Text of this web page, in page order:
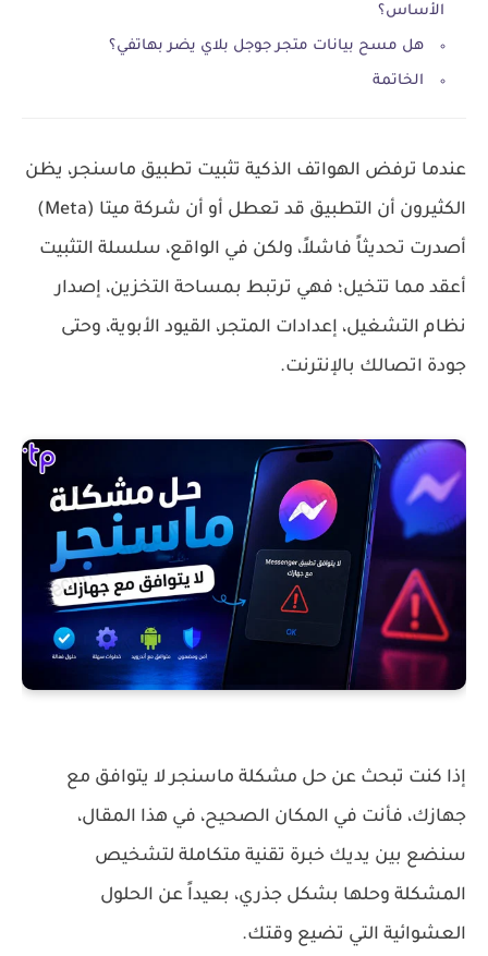
الأساس؟
هل مسح بيانات متجر جوجل بلاي يضر بهاتفي؟
الخاتمة
عندما ترفض الهواتف الذكية تثبيت تطبيق ماسنجر، يظن
الكثيرون أن التطبيق قد تعطل أو أن شركة ميتا (Meta)
أصدرت تحديثاً فاشلاً، ولكن في الواقع، سلسلة التثبيت
أعقد مما تتخيل؛ فهي ترتبط بمساحة التخزين، إصدار
نظام التشغيل، إعدادات المتجر، القيود الأبوية، وحتى
جودة اتصالك بالإنترنت.
إذا كنت تبحث عن حل مشكلة ماسنجر لا يتوافق مع
جهازك، فأنت في المكان الصحيح، في هذا المقال،
سنضع بين يديك خبرة تقنية متكاملة لتشخيص
المشكلة وحلها بشكل جذري، بعيداً عن الحلول
العشوائية التي تضيع وقتك.